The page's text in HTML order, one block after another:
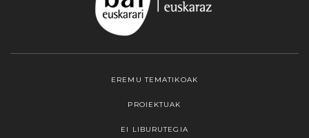
EREMU TEMATIKOAK
PROIEKTUAK
EI LIBURUTEGIA